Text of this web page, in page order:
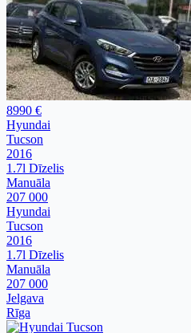
8990 €
Hyundai
Tucson
2016
1.7l Dīzelis
Manuāla
207 000
Hyundai
Tucson
2016
1.7l Dīzelis
Manuāla
207 000
Jelgava
Rīga